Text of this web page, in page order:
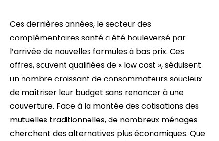
Ces dernières années, le secteur des
complémentaires santé a été bouleversé par
l’arrivée de nouvelles formules à bas prix. Ces
offres, souvent qualifiées de « low cost », séduisent
un nombre croissant de consommateurs soucieux
de maîtriser leur budget sans renoncer à une
couverture. Face à la montée des cotisations des
mutuelles traditionnelles, de nombreux ménages
cherchent des alternatives plus économiques. Que